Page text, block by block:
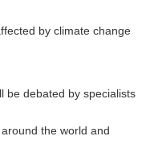
by climate change
be debated by specialists
the world and